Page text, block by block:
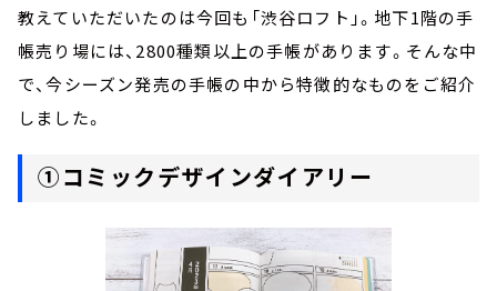
教えていただいたのは今回も「渋谷ロフト」。地下1階の手
帳売り場には、2800種類以上の手帳があります。そんな中
で、今シーズン発売の手帳の中から特徴的なものをご紹介
しました。
①コミックデザインダイアリー